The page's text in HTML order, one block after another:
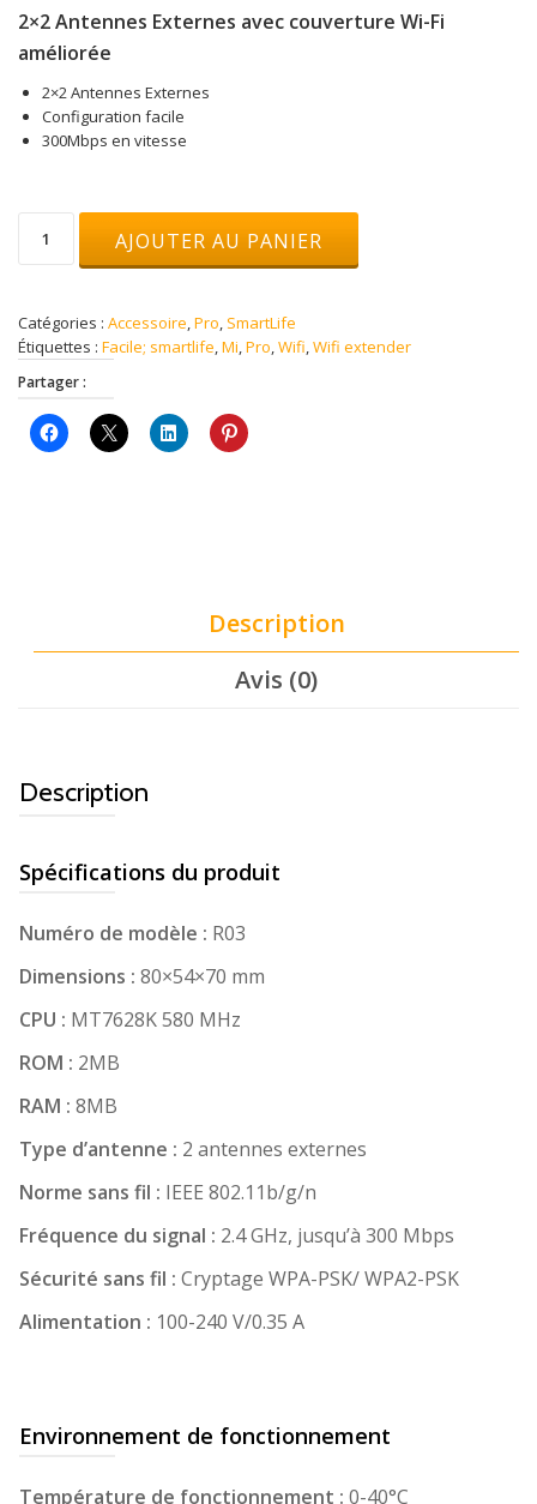
2×2 Antennes Externes avec couverture Wi-Fi
améliorée
2×2 Antennes Externes
Configuration facile
300Mbps en vitesse
Mi
Fi
Range
Extender
Pro
AJOUTER AU PANIER
Catégories : Accessoire Pro SmartLife
Étiquettes : Facile; smartlife Mi Pro Wifi Wifi extender
Partager :
Description
Avis (0)
Description
Spécifications du produit
Numéro de modèle : R03
Dimensions : 80×54×70 mm
CPU : MT7628K 580 MHz
ROM : 2MB
RAM : 8MB
Type d’antenne : 2 antennes externes
Norme sans fil : IEEE 802.11b/g/n
Fréquence du signal : 2.4 GHz, jusqu’à 300 Mbps
Sécurité sans fil : Cryptage WPA-PSK/ WPA2-PSK
Alimentation : 100-240 V/0.35 A
Environnement de fonctionnement
Température de fonctionnement : 0-40°C